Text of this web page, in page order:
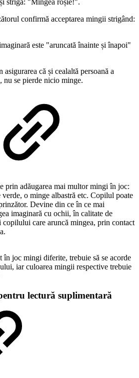
strigă: "Mingea roșie!".
confirmă acceptarea mingii strigând:
este "aruncată înainte și înapoi"
că și cealaltă persoană a
nu se pierde nicio minge.
prin adăugarea mai multor mingi în joc:
o minge albastră etc. Copilul poate
Devine din ce în ce mai
imaginară cu ochii, în calitate de
copilului care aruncă mingea, prin contact
în joc mingi diferite, trebuie să se acorde
iar culoarea mingii respective trebuie
lectură suplimentară